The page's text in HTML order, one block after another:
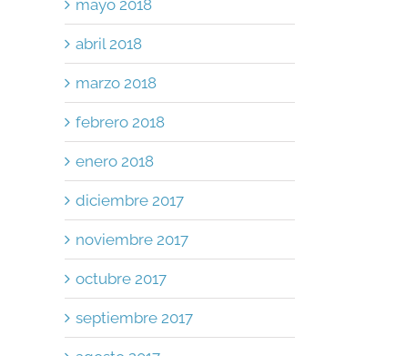
mayo 2018
abril 2018
marzo 2018
febrero 2018
enero 2018
diciembre 2017
noviembre 2017
octubre 2017
septiembre 2017